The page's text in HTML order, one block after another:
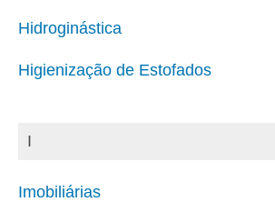
Hidroginástica
Higienização de Estofados
I
Imobiliárias